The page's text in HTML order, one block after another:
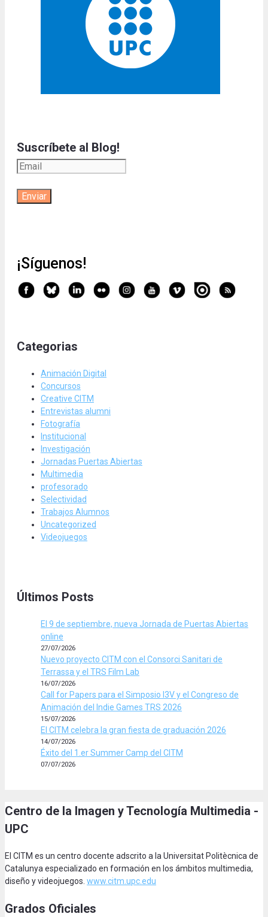
Suscríbete al Blog!
¡Síguenos!
Categorias
Animación Digital
Concursos
Creative CITM
Entrevistas alumni
Fotografía
Institucional
Investigación
Jornadas Puertas Abiertas
Multimedia
profesorado
Selectividad
Trabajos Alumnos
Uncategorized
Videojuegos
Últimos Posts
El 9 de septiembre, nueva Jornada de Puertas Abiertas
online
27/07/2026
Nuevo proyecto CITM con el Consorci Sanitari de
Terrassa y el TRS Film Lab
16/07/2026
Call for Papers para el Simposio I3V y el Congreso de
Animación del Indie Games TRS 2026
15/07/2026
El CITM celebra la gran fiesta de graduación 2026
14/07/2026
Éxito del 1.er Summer Camp del CITM
07/07/2026
Centro de la Imagen y Tecnología Multimedia -
UPC
El CITM es un centro docente adscrito a la Universitat Politècnica de
Catalunya especializado en formación en los ámbitos multimedia,
diseño y videojuegos. www.citm.upc.edu
Grados Oficiales